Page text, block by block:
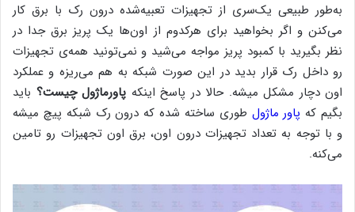
به‌طور طبیعی یک‌سری از تجهیزات تعبیه‌شده درون رک با برق کار
می‌کنن و اگر بخواهید برای هرکدوم از اون‌ها یک پریز برق جدا در
نظر بگیرید با کمبود پریز مواجه می‌شید و نمی‌تونید همه‌ی تجهیزات
رو داخل رک قرار بدید در این صورت شبکه به هم می‌ریزه و عملکرد
اون دچار مشکل میشه. حالا در پاسخ اینکه پاورماژول چیست؟ باید
بگیم که پاور ماژول طوری ساخته شده که درون رک شبکه پیچ میشه
و با توجه به تعداد تجهیزات درون اون، برق اون تجهیزات رو تامین
می‌کنه.